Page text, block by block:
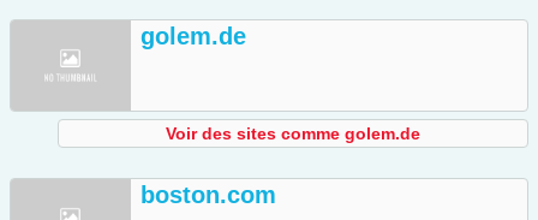
golem.de
Voir des sites comme golem.de
boston.com